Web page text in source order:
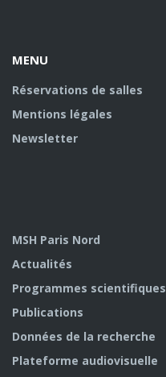
MENU
Réservations de salles
Mentions légales
Newsletter
MSH Paris Nord
Actualités
Programmes scientifiques
Publications
Données de la recherche
Plateforme audiovisuelle